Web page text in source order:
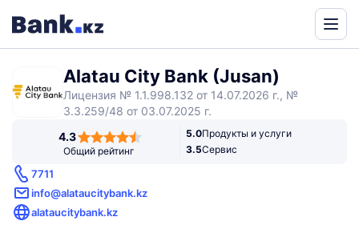
Translate
Alatau City Bank (Jusan)
Лицензия № 1.1.998.132 от 14.07.2026 г., №
3.3.259/48 от 03.07.2025 г.
4.3
Общий рейтинг
5.0Продукты и услуги
3.5Сервис
7711
info@alataucitybank.kz
alataucitybank.kz